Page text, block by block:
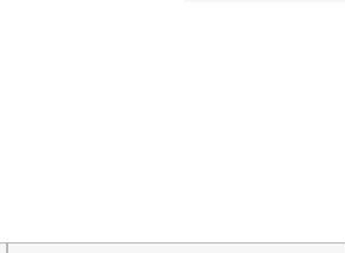
стенната